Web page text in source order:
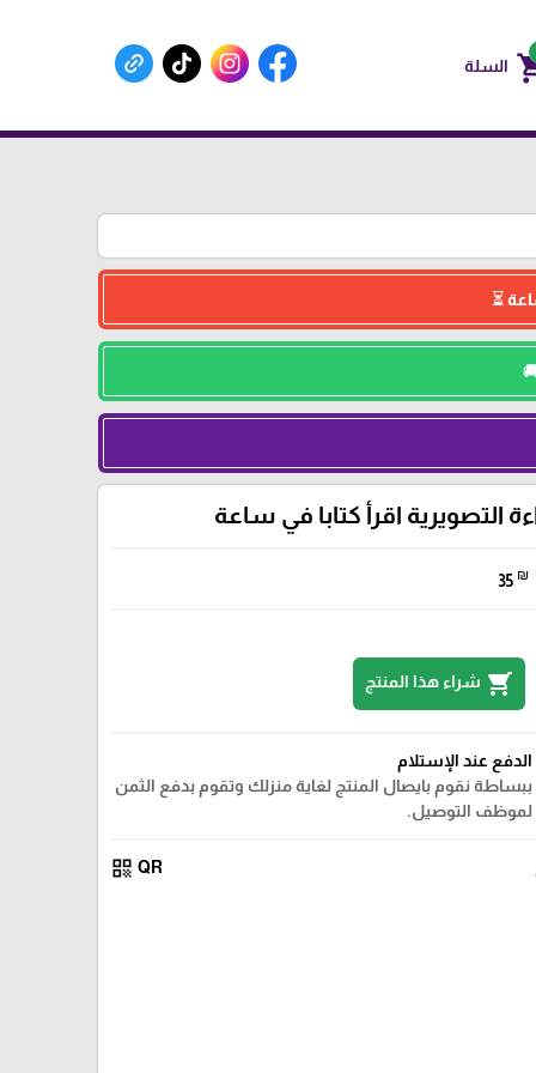
السلة
التصويرية اقرأ كتابا في ساعة
35 ₪
shopping_cart شراء هذا المنتج
الدفع عند الإستلام
ببساطة نقوم بايصال المنتج لغاية منزلك وتقوم بدفع الثمن
لموظف التوصيل.
QR
qr_code